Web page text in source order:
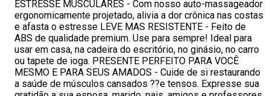
ESTRESSE MUSCULARES - Com nosso auto-massageador
ergonomicamente projetado, alivia a dor crônica nas costas
e afasta o estresse LEVE MAS RESISTENTE - Feito de
ABS de qualidade premium. Use para sempre! Ideal para
usar em casa, na cadeira do escritório, no ginásio, no carro
ou tapete de ioga. PRESENTE PERFEITO PARA VOCÊ
MESMO E PARA SEUS AMADOS - Cuide de si restaurando
a saúde de músculos cansados ??e tensos. Expresse sua